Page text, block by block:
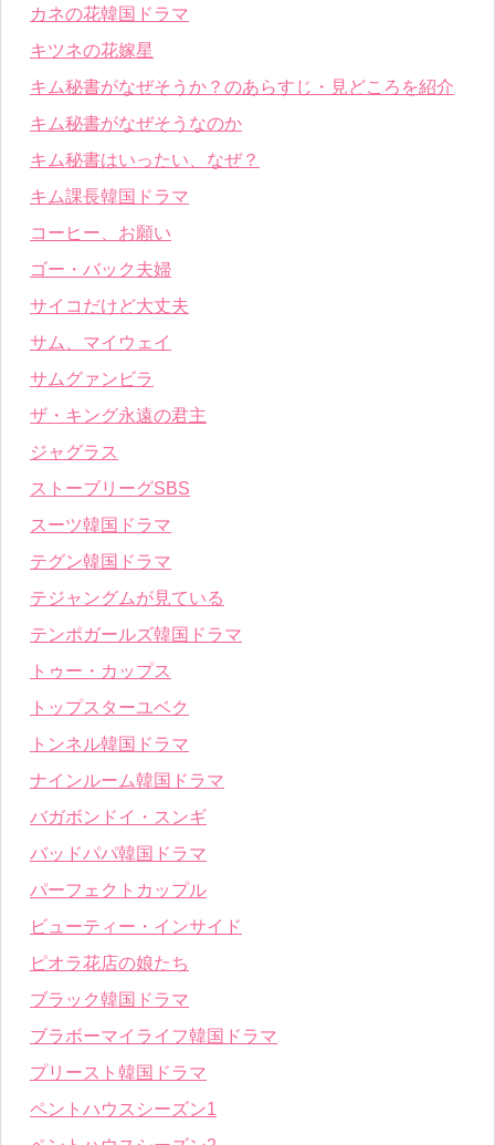
カネの花韓国ドラマ
キツネの花嫁星
キム秘書がなぜそうか？のあらすじ・見どころを紹介
キム秘書がなぜそうなのか
キム秘書はいったい、なぜ？
キム課長韓国ドラマ
コーヒー、お願い
ゴー・バック夫婦
サイコだけど大丈夫
サム、マイウェイ
サムグァンビラ
ザ・キング永遠の君主
ジャグラス
ストーブリーグSBS
スーツ韓国ドラマ
テグン韓国ドラマ
テジャングムが見ている
テンポガールズ韓国ドラマ
トゥー・カップス
トップスターユベク
トンネル韓国ドラマ
ナインルーム韓国ドラマ
バガボンドイ・スンギ
バッドパパ韓国ドラマ
パーフェクトカップル
ビューティー・インサイド
ピオラ花店の娘たち
ブラック韓国ドラマ
ブラボーマイライフ韓国ドラマ
プリースト韓国ドラマ
ペントハウスシーズン1